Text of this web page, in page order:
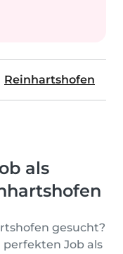
Reinhartshofen
als
gesucht?
Job als